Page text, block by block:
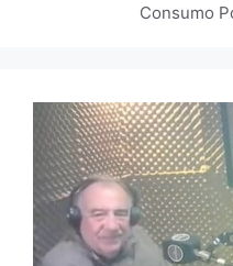
Consumo